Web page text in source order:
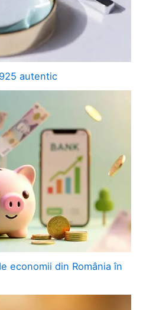
autentic
economii din România în